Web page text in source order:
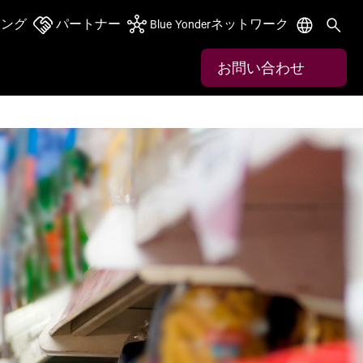
グ パートナー Blue Yonderネットワーク
お問い合わせ